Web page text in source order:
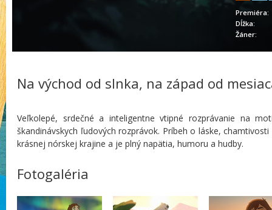
Premiéra:
Dĺžka:
Žáner:
Na východ od slnka, na západ od
Veľkolepé, srdečné a inteligentne vtipné rozprávanie na
škandinávskych ľudových rozprávok. Príbeh o láske,
krásnej nórskej krajine a je plný napätia, humoru a hudby.
Fotogaléria